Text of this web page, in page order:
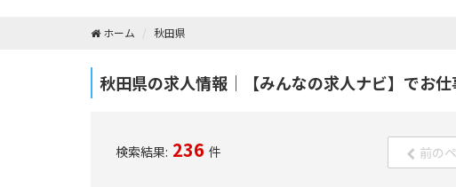
ホーム 秋田県
秋田県の求人情報｜【みんなの求人ナビ】でお仕
検索結果: 236 件 前の